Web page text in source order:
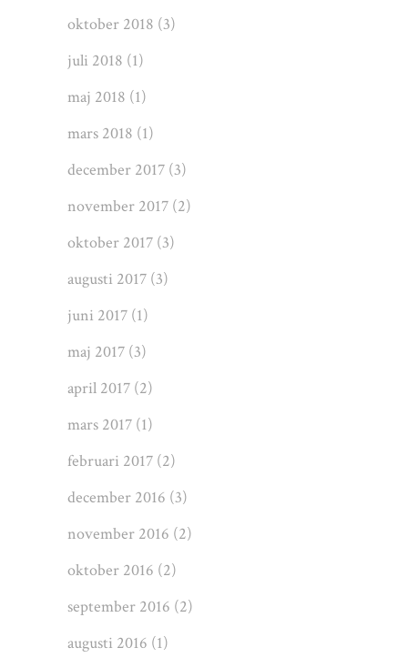
oktober 2018 (3)
juli 2018 (1)
maj 2018 (1)
mars 2018 (1)
december 2017 (3)
november 2017 (2)
oktober 2017 (3)
augusti 2017 (3)
juni 2017 (1)
maj 2017 (3)
april 2017 (2)
mars 2017 (1)
februari 2017 (2)
december 2016 (3)
november 2016 (2)
oktober 2016 (2)
september 2016 (2)
augusti 2016 (1)